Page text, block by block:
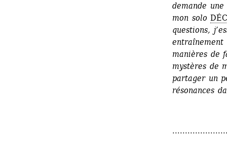
demande
mon solo
questions,
entraînement
manières de
mystères de
partager un
résonances